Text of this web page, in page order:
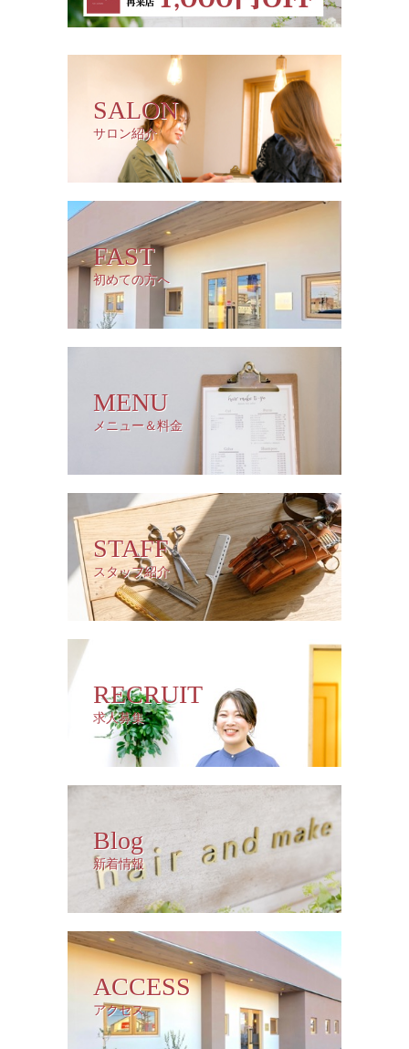
SALON
サロン紹介
FAST
初めての方へ
MENU
メニュー＆料金
STAFF
スタッフ紹介
RECRUIT
求人募集
Blog
新着情報
ACCESS
アクセス